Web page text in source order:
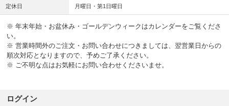
定休日 月曜日・第1日曜日
※ 年末年始・お盆休み・ゴールデンウィークはカレンダーをご覧くださ
い。
※ 営業時間外のご注文・お問い合わせにつきましては、翌営業日からの
順次対応となりますので、予めご了承ください。
※ ご不明な点はお気軽にお問い合わせくださいませ。
ログイン